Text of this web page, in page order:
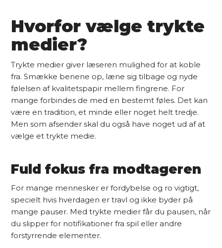
Hvorfor vælge trykte
medier?
Trykte medier giver læseren mulighed for at koble
fra. Smække benene op, læne sig tilbage og nyde
følelsen af kvalitetspapir mellem fingrene. For
mange forbindes de med en bestemt føles. Det kan
være en tradition, et minde eller noget helt tredje.
Men som afsender skal du også have noget ud af at
vælge et trykte medie.
Fuld fokus fra modtageren
For mange mennesker er fordybelse og ro vigtigt,
specielt hvis hverdagen er travl og ikke byder på
mange pauser. Med trykte medier får du pausen, når
du slipper for notifikationer fra spil eller andre
forstyrrende elementer.